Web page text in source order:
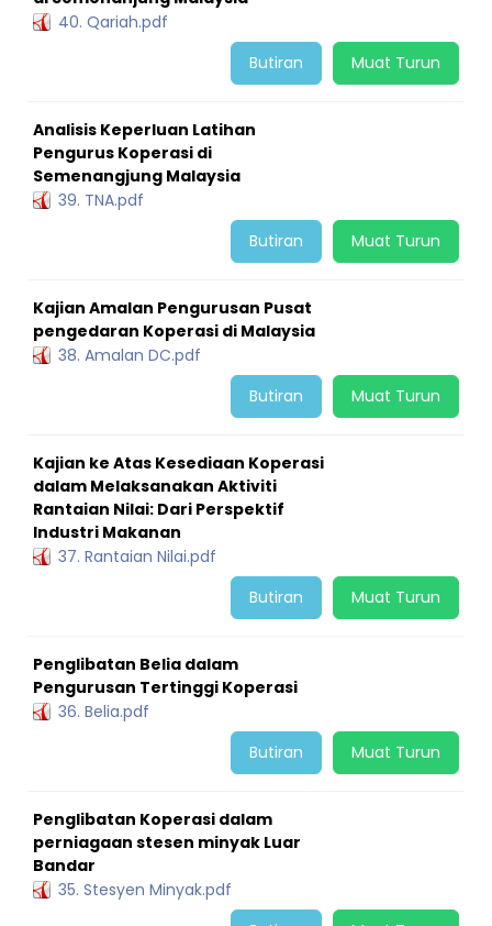
40. Qariah.pdf
Muat Turun
Butiran
Analisis Keperluan Latihan
Pengurus Koperasi di
Semenangjung Malaysia
39. TNA.pdf
Muat Turun
Butiran
Kajian Amalan Pengurusan Pusat
pengedaran Koperasi di Malaysia
38. Amalan DC.pdf
Muat Turun
Butiran
Kajian ke Atas Kesediaan Koperasi
dalam Melaksanakan Aktiviti
Rantaian Nilai: Dari Perspektif
Industri Makanan
37. Rantaian Nilai.pdf
Muat Turun
Butiran
Penglibatan Belia dalam
Pengurusan Tertinggi Koperasi
36. Belia.pdf
Muat Turun
Butiran
Penglibatan Koperasi dalam
perniagaan stesen minyak Luar
Bandar
35. Stesyen Minyak.pdf